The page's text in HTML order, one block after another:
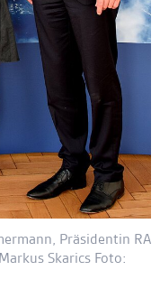
Präsidentin RA
Skarics Foto: